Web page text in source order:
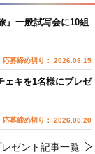
』一般試写会に10組
応募締め切り： 2026.08.15
ェキを1名様にプレゼ
応募締め切り： 2026.08.20
レゼント記事一覧